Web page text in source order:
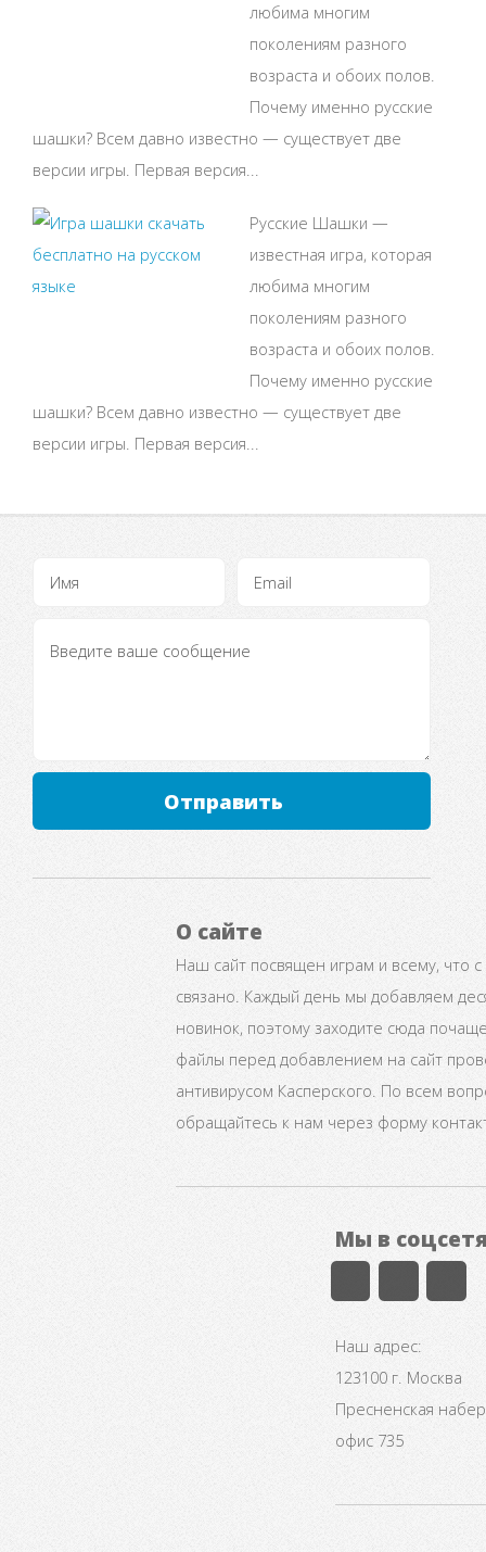
любима многим
поколениям разного
возраста и обоих полов.
Почему именно русские
шашки? Всем давно известно — существует две
версии игры. Первая версия...
Русские Шашки —
известная игра, которая
любима многим
поколениям разного
возраста и обоих полов.
Почему именно русские
шашки? Всем давно известно — существует две
версии игры. Первая версия...
Отправить
О сайте
Наш сайт посвящен играм и всему, что
связано. Каждый день мы добавляем
новинок, поэтому заходите сюда
файлы перед добавлением на сайт
антивирусом Касперского. По всем
обращайтесь к нам через форму
Мы в
Наш адрес:
123100 г. Москва
Пресненская
офис 735